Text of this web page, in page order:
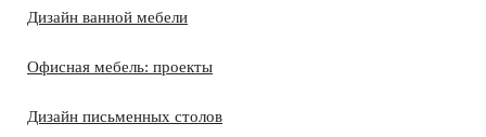
Дизайн ванной мебели
Офисная мебель: проекты
Дизайн письменных столов